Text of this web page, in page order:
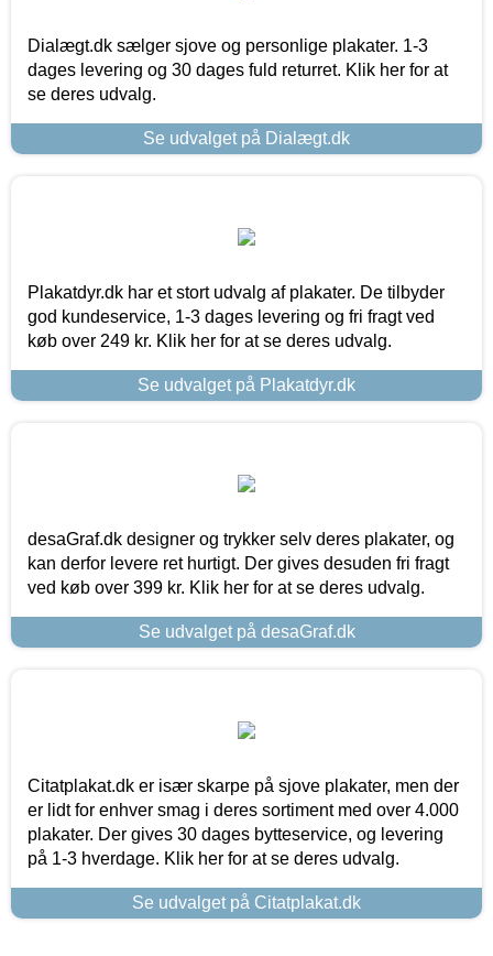
Dialægt.dk sælger sjove og personlige plakater. 1-3
dages levering og 30 dages fuld returret. Klik her for at
se deres udvalg.
Se udvalget på Dialægt.dk
Plakatdyr.dk har et stort udvalg af plakater. De tilbyder
god kundeservice, 1-3 dages levering og fri fragt ved
køb over 249 kr. Klik her for at se deres udvalg.
Se udvalget på Plakatdyr.dk
desaGraf.dk designer og trykker selv deres plakater, og
kan derfor levere ret hurtigt. Der gives desuden fri fragt
ved køb over 399 kr. Klik her for at se deres udvalg.
Se udvalget på desaGraf.dk
Citatplakat.dk er især skarpe på sjove plakater, men der
er lidt for enhver smag i deres sortiment med over 4.000
plakater. Der gives 30 dages bytteservice, og levering
på 1-3 hverdage. Klik her for at se deres udvalg.
Se udvalget på Citatplakat.dk